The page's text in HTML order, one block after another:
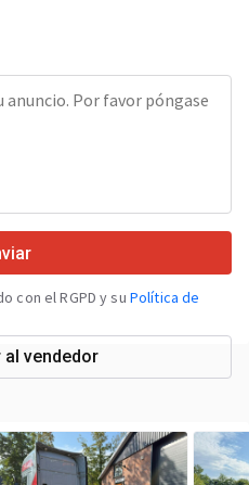
con el RGPD y su Política de
al vendedor